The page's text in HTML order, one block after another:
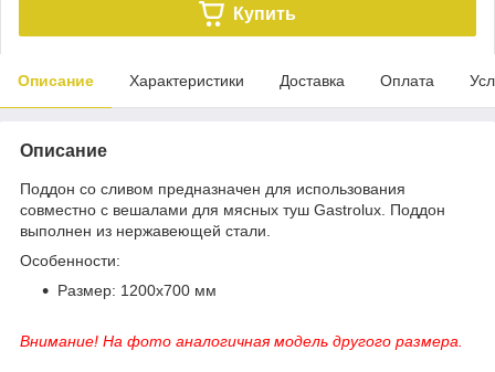
Купить
Описание Характеристики Доставка Оплата
Описание
Поддон со сливом предназначен для использования
совместно с вешалами для мясных туш Gastrolux. Поддон
выполнен из нержавеющей стали.
Особенности:
Размер: 1200х700 мм
Внимание! На фото аналогичная модель другого размера.